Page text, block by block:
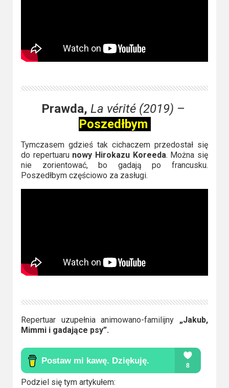
Prawda, La vérité (2019) –
Poszedłbym
Tymczasem gdzieś tak cichaczem przedostał się
do repertuaru nowy Hirokazu Koreeda. Można się
nie zorientować, bo gadają po francusku.
Poszedłbym częściowo za zasługi.
Repertuar uzupełnia animowano-familijny „Jakub,
Mimmi i gadające psy”.
Podziel się tym artykułem: